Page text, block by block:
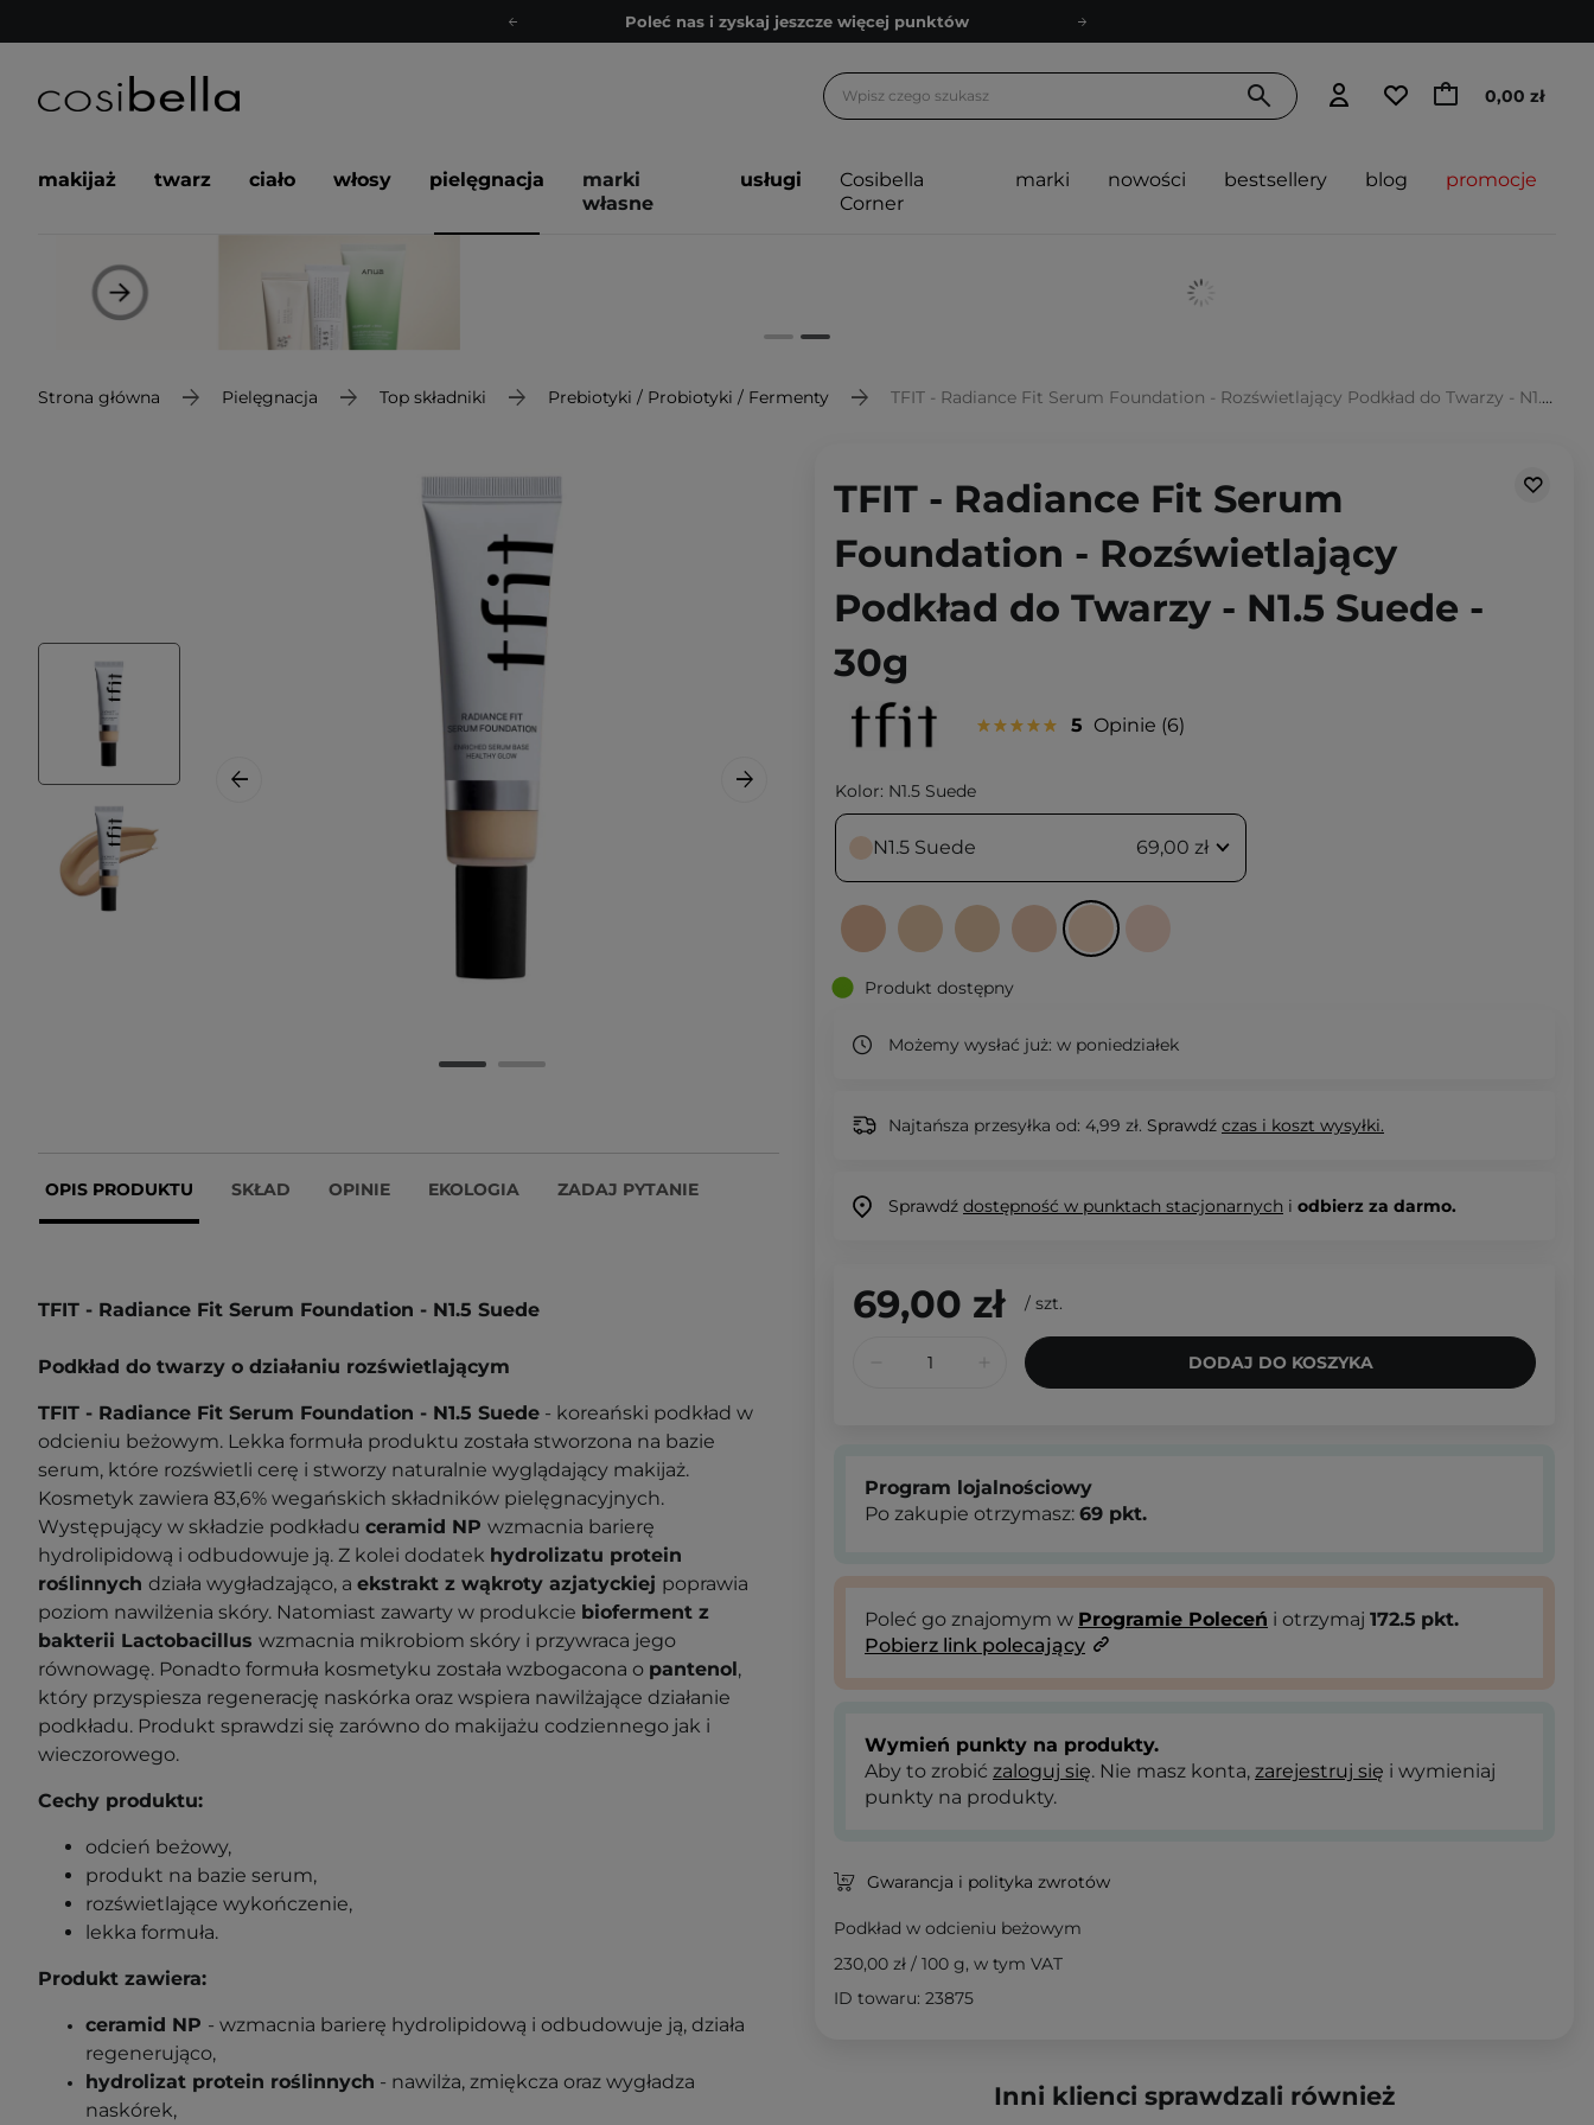
Poleć nas i zyskaj jeszcze więcej punktów
Bezpłatne konsultacje kosmetologiczne
Poleć nas i zyskaj jeszcze więcej punktów
0,00 zł
makijaż twarz ciało włosy pielęgnacja
marki
własne
usługi
Cosibella
Corner
marki nowości bestsellery blog promocje
Strona główna Pielęgnacja Top składniki Prebiotyki / Probiotyki / Fermenty TFIT - Radiance Fit Serum Foundation - Rozświetlający Podkład do Twarzy - N1.5 Suede - 30g
OPIS PRODUKTU SKŁAD OPINIE EKOLOGIA ZADAJ PYTANIE
TFIT - Radiance Fit Serum Foundation - N1.5 Suede
Podkład do twarzy o działaniu rozświetlającym
TFIT - Radiance Fit Serum Foundation - N1.5 Suede - koreański podkład w
odcieniu beżowym. Lekka formuła produktu została stworzona na bazie
serum, które rozświetli cerę i stworzy naturalnie wyglądający makijaż.
Kosmetyk zawiera 83,6% wegańskich składników pielęgnacyjnych.
Występujący w składzie podkładu ceramid NP wzmacnia barierę
hydrolipidową i odbudowuje ją. Z kolei dodatek hydrolizatu protein
roślinnych działa wygładzająco, a ekstrakt z wąkroty azjatyckiej poprawia
poziom nawilżenia skóry. Natomiast zawarty w produkcie bioferment z
bakterii Lactobacillus wzmacnia mikrobiom skóry i przywraca jego
równowagę. Ponadto formuła kosmetyku została wzbogacona o pantenol,
który przyspiesza regenerację naskórka oraz wspiera nawilżające działanie
podkładu. Produkt sprawdzi się zarówno do makijażu codziennego jak i
wieczorowego.
Cechy produktu:
odcień beżowy,
produkt na bazie serum,
rozświetlające wykończenie,
lekka formuła.
Produkt zawiera:
ceramid NP - wzmacnia barierę hydrolipidową i odbudowuje ją, działa
regenerująco,
hydrolizat protein roślinnych - nawilża, zmiękcza oraz wygładza
naskórek,
TFIT - Radiance Fit Serum
Foundation - Rozświetlający
Podkład do Twarzy - N1.5 Suede -
30g
5 Opinie 6
Kolor: N1.5 Suede
N1.5 Suede 69,00 zł
Produkt dostępny
Możemy wysłać już: w poniedziałek
Najtańsza przesyłka od: 4,99 zł. Sprawdź czas i koszt wysyłki.
Sprawdź dostępność w punktach stacjonarnych i odbierz za darmo.
69,00 zł / szt.
DODAJ DO KOSZYKA
Program lojalnościowy
Po zakupie otrzymasz: 69 pkt.
Poleć go znajomym w Programie Poleceń i otrzymaj 172.5 pkt.
Pobierz link polecający
Wymień punkty na produkty.
Aby to zrobić zaloguj się. Nie masz konta, zarejestruj się i wymieniaj
punkty na produkty.
Gwarancja i polityka zwrotów
Podkład w odcieniu beżowym
230,00 zł / 100 g, w tym VAT
ID towaru: 23875
Inni klienci sprawdzali również